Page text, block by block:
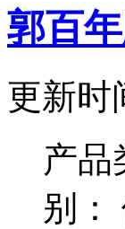
郭百
更新时
产品
别：